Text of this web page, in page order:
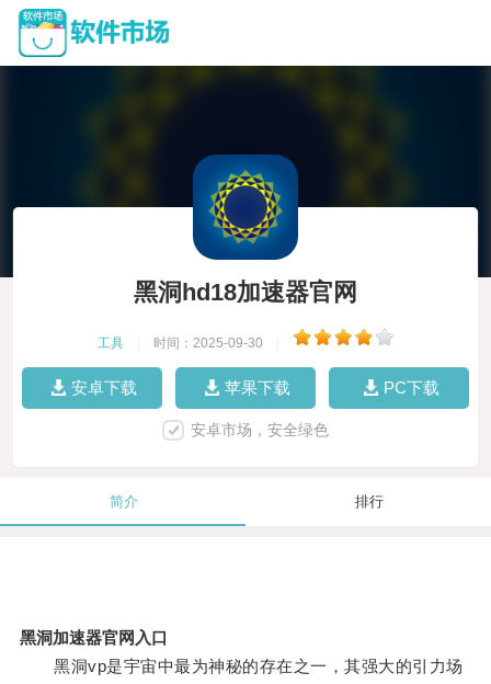
黑洞hd18加速器官网
工具 时间：2025-09-30
安卓下载 苹果下载 PC下载
安卓市场，安全绿色
简介 排行
黑洞加速器官网入口
黑洞vp是宇宙中最为神秘的存在之一，其强大的引力场